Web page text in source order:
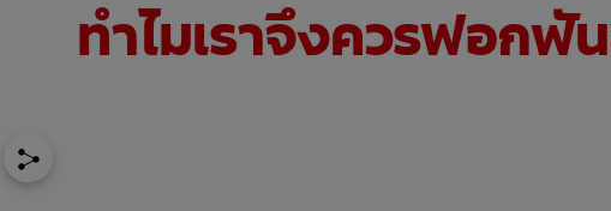
TH (TH) ลงทะเบียน
ทำไมเราจึงควรฟอกฟั